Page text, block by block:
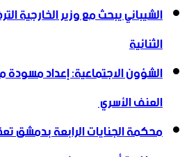
الشيباني يبحث مع وزير الخارجية
الثنائية
الشؤون الاجتماعية: إعداد
العنف الأسري ‏
محكمة الجنايات الرابعة بدمشق